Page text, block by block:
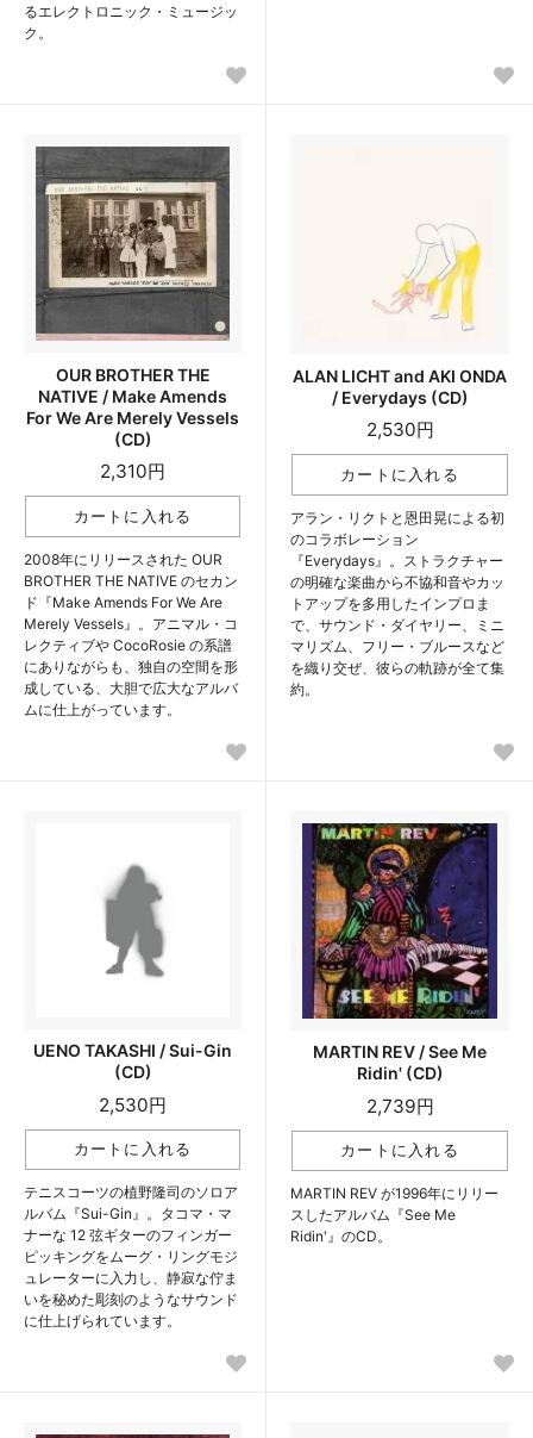
るエレクトロニック・ミュージッ
ク。
OUR BROTHER THE
NATIVE / Make Amends
For We Are Merely Vessels
(CD)
2,310円
2008年にリリースされた OUR
BROTHER THE NATIVE のセカン
ド『Make Amends For We Are
Merely Vessels』。アニマル・コ
レクティブや CocoRosie の系譜
にありながらも、独自の空間を形
成している、大胆で広大なアルバ
ムに仕上がっています。
ALAN LICHT and AKI ONDA
/ Everydays (CD)
2,530円
アラン・リクトと恩田晃による初
のコラボレーション
『Everydays』。ストラクチャー
の明確な楽曲から不協和音やカッ
トアップを多用したインプロま
で、サウンド・ダイヤリー、ミニ
マリズム、フリー・ブルースなど
を織り交ぜ、彼らの軌跡が全て集
約。
UENO TAKASHI / Sui-Gin
(CD)
2,530円
テニスコーツの植野隆司のソロア
ルバム『Sui-Gin』。タコマ・マ
ナーな 12 弦ギターのフィンガー
ピッキングをムーグ・リングモジ
ュレーターに入力し、静寂な佇ま
いを秘めた彫刻のようなサウンド
に仕上げられています。
MARTIN REV / See Me
Ridin' (CD)
2,739円
MARTIN REV が1996年にリリー
スしたアルバム『See Me
Ridin'』のCD。